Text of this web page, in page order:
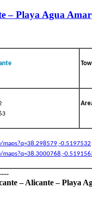
– Playa Agua
maps?q=38.298579,-0.5197532
maps?q=38.3000768,-
– Alicante – Playa